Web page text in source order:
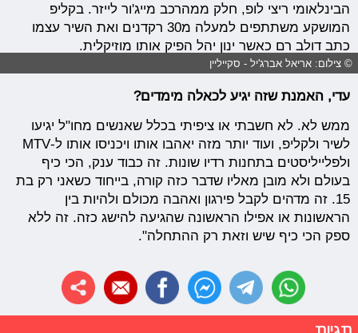
הבינלאומי ריצי לופ, חלק ממהרכב מייג'ור לייזר. בקליפ
המושקע משתתפים למעלה מ30 רקדנים ואת השיר עצמו
כתב דולב רם כאשר ינון יהל הפיק אותו מוזיקלית.
© צילום: אריאל אברג'יל - סקייליין
עדי, האמנת שזה יגיע לכאלה מימדים?
ממש לא. לא חשבתי או ציפיתי בכלל שאנשים מחו"ל יגיעו
לשיר ולקליפ, ועוד יותר מזה יאהבו אותו ויכניסו אותו ל-MTV
ולפלייליסטים בתחנות רדיו שונות. זה כבוד ענק, הכי כיף
בעולם ולא מובן מאליו שדבר כזה קורה, בייחוד כשאני רק בת
15. זה מדהים לקבל פירגון ואהבה מכולם ולהיות בין
הראשונות או אפילו הראשונה שהגיעה להישג כזה. זה ללא
ספק הכי כיף שיש וזאת רק ההתחלה".
תגיות